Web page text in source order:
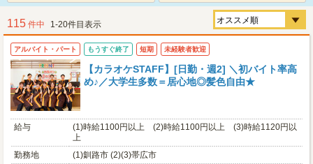
115 件中 1-20件目表示
アルバイト・パート もうすぐ終了 短期 未経験者歓迎
【カラオケSTAFF】[日勤・週2] ＼初バイト率高
め♪／大学生多数＝居心地◎髪色自由★
給与
(1)時給1100円以上 (2)時給1100円以上 (3)時給1120円以
上
勤務地
(1)釧路市 (2)(3)帯広市